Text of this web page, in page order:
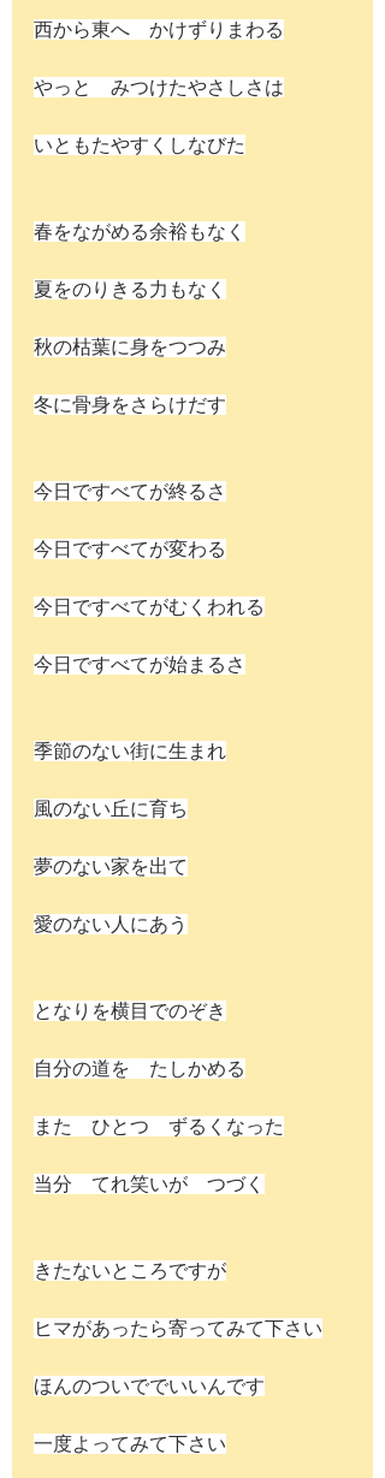
西から東へ　かけずりまわる
やっと　みつけたやさしさは
いともたやすくしなびた
春をながめる余裕もなく
夏をのりきる力もなく
秋の枯葉に身をつつみ
冬に骨身をさらけだす
今日ですべてが終るさ
今日ですべてが変わる
今日ですべてがむくわれる
今日ですべてが始まるさ
季節のない街に生まれ
風のない丘に育ち
夢のない家を出て
愛のない人にあう
となりを横目でのぞき
自分の道を　たしかめる
また　ひとつ　ずるくなった
当分　てれ笑いが　つづく
きたないところですが
ヒマがあったら寄ってみて下さい
ほんのついででいいんです
一度よってみて下さい